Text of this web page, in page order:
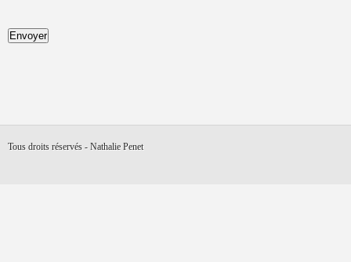
Tous droits réservés - Nathalie Penet